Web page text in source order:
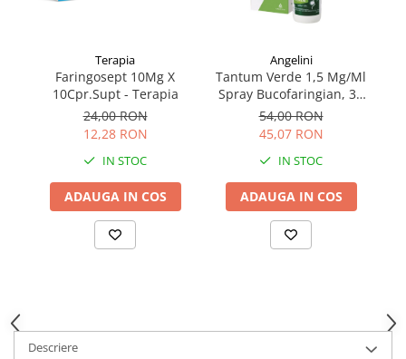
Terapia
Faringosept 10Mg X
10Cpr.Supt - Terapia
24,00 RON
12,28 RON
IN STOC
ADAUGA IN COS
Angelini
Tantum Verde 1,5 Mg/Ml
Spray Bucofaringian, 30
Ml
54,00 RON
45,07 RON
IN STOC
ADAUGA IN COS
Descriere